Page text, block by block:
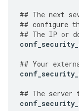
## The next
## configure
## The IP or
## Your
## The server